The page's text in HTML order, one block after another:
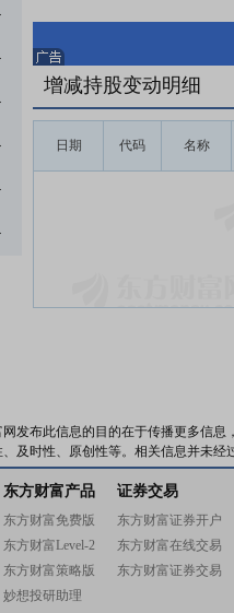
增减持股变动明细
日期 代码 名称
网发布此信息的目的在于传播更多信
及时性、原创性等。相关信息并未经
东方财富产品
东方财富免费版
东方财富Level-2
东方财富策略版
妙想投研助理
证券交易
东方财富证券开户
东方财富在线交易
东方财富证券交易